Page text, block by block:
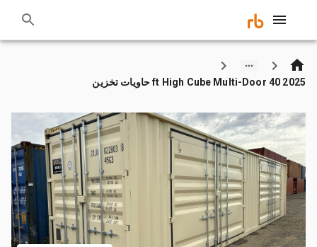
2025 40 ft High Cube Multi-Door حاويات تخزين